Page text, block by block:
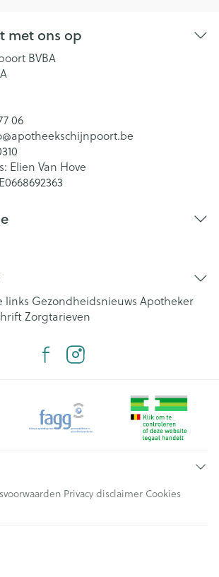
met ons op
BVBA
06
apotheekschijnpoort.be
Elien Van Hove
links Gezondheidsnieuws Apotheker
Zorgtarieven
Privacy disclaimer Cookies